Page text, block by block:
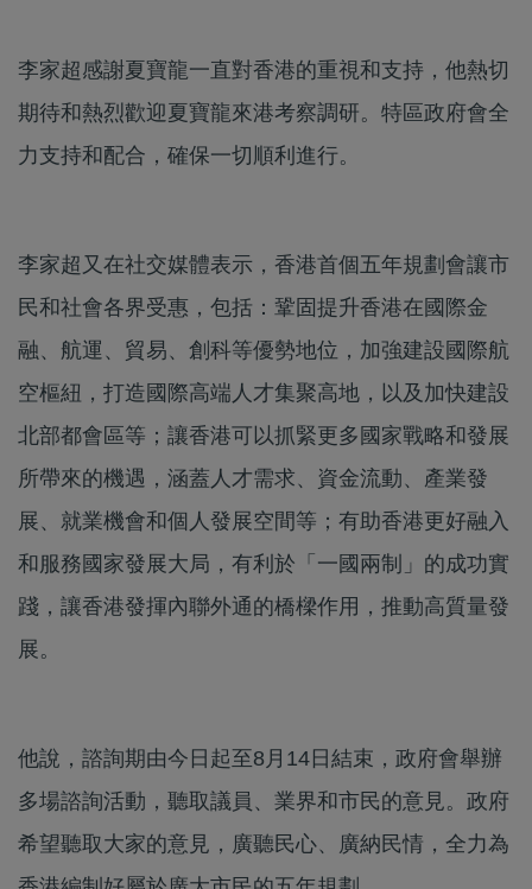
李家超感謝夏寶龍一直對香港的重視和支持，他熱切
期待和熱烈歡迎夏寶龍來港考察調研。特區政府會全
力支持和配合，確保一切順利進行。
李家超又在社交媒體表示，香港首個五年規劃會讓市
民和社會各界受惠，包括：鞏固提升香港在國際金
融、航運、貿易、創科等優勢地位，加強建設國際航
空樞紐，打造國際高端人才集聚高地，以及加快建設
北部都會區等；讓香港可以抓緊更多國家戰略和發展
所帶來的機遇，涵蓋人才需求、資金流動、產業發
展、就業機會和個人發展空間等；有助香港更好融入
和服務國家發展大局，有利於「一國兩制」的成功實
踐，讓香港發揮內聯外通的橋樑作用，推動高質量發
展。
他說，諮詢期由今日起至8月14日結束，政府會舉辦
多場諮詢活動，聽取議員、業界和市民的意見。政府
希望聽取大家的意見，廣聽民心、廣納民情，全力為